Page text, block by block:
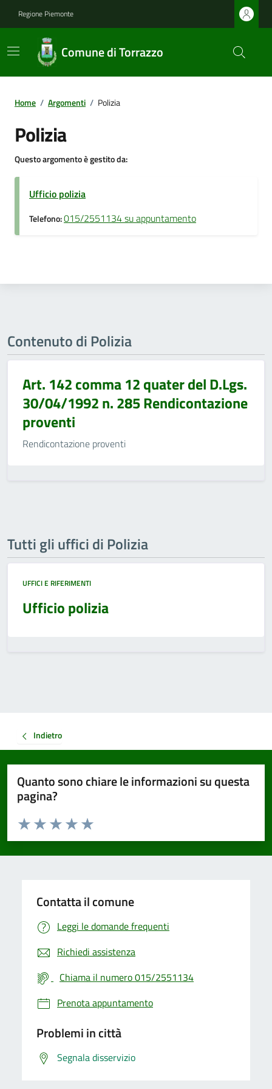
Regione Piemonte
Comune di Torrazzo
Home / Argomenti / Polizia
Polizia
Questo argomento è gestito da:
Ufficio polizia
Telefono:015/2551134 su appuntamento
Contenuto di Polizia
Art. 142 comma 12 quater del D.Lgs.
30/04/1992 n. 285 Rendicontazione
proventi
Rendicontazione proventi
Tutti gli uffici di Polizia
UFFICI E RIFERIMENTI
Ufficio polizia
Indietro
Quanto sono chiare le informazioni su questa
pagina?
Valuta da 1 a 5 stelle la pagina
Valuta 5 stelle su 5
Valuta 4 stelle su 5
Valuta 3 stelle su 5
Valuta 2 stelle su 5
Valuta 1 stelle su 5
Contatta il comune
Leggi le domande frequenti
Richiedi assistenza
Chiama il numero 015/2551134
Prenota appuntamento
Problemi in città
Segnala disservizio